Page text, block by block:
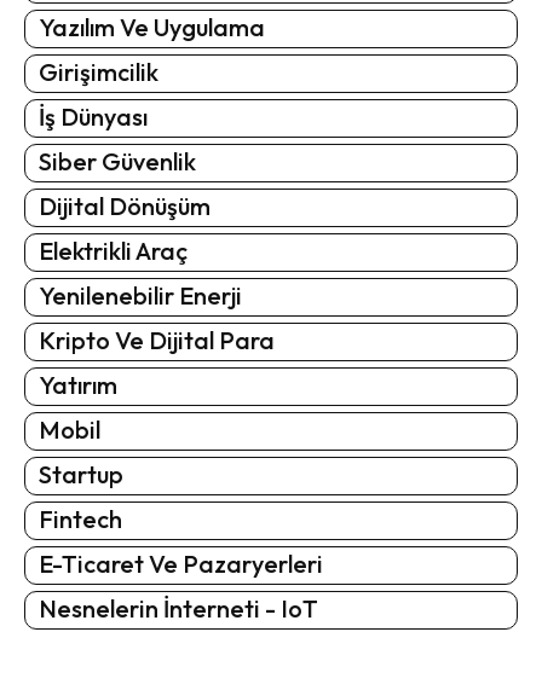
Yazılım Ve Uygulama
Girişimcilik
İş Dünyası
Siber Güvenlik
Dijital Dönüşüm
Elektrikli Araç
Yenilenebilir Enerji
Kripto Ve Dijital Para
Yatırım
Mobil
Startup
Fintech
E-Ticaret Ve Pazaryerleri
Nesnelerin İnterneti - IoT